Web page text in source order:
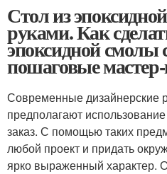
Стол из
руками. Как
эпоксидной
пошаговые
Современные дизайнерские
предполагают
заказ. С помощью таких
любой проект и придать
ярко выраженный характер.